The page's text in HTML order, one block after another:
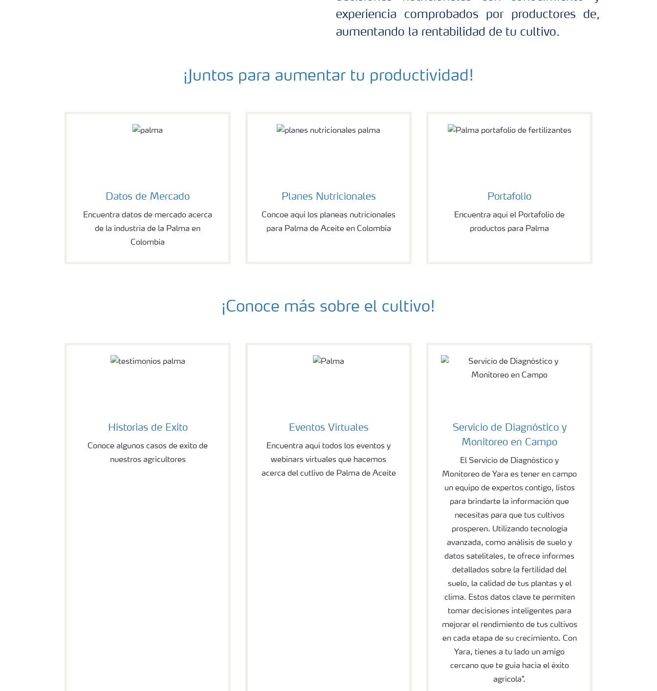
experiencia comprobados por productores de,
aumentando la rentabilidad de tu cultivo.
¡Juntos para aumentar tu productividad!
Datos de Mercado
Encuentra datos de mercado acerca
de la industria de la Palma en
Colombia
Planes Nutricionales
Concoe aquí los planeas nutricionales
para Palma de Aceite en Colombia
Portafolio
Encuentra aquí el Portafolio de
productos para Palma
¡Conoce más sobre el cultivo!
Historias de Exito
Conoce algunos casos de exito de
nuestros agricultores
Eventos Virtuales
Encuentra aquí todos los eventos y
webinars virtuales que hacemos
acerca del cutlivo de Palma de Aceite
Servicio de Diagnóstico y
Monitoreo en Campo
El Servicio de Diagnóstico y
Monitoreo de Yara es tener en campo
un equipo de expertos contigo, listos
para brindarte la información que
necesitas para que tus cultivos
prosperen. Utilizando tecnología
avanzada, como análisis de suelo y
datos satelitales, te ofrece informes
detallados sobre la fertilidad del
suelo, la calidad de tus plantas y el
clima. Estos datos clave te permiten
tomar decisiones inteligentes para
mejorar el rendimiento de tus cultivos
en cada etapa de su crecimiento. Con
Yara, tienes a tu lado un amigo
cercano que te guía hacia el éxito
agrícola”.